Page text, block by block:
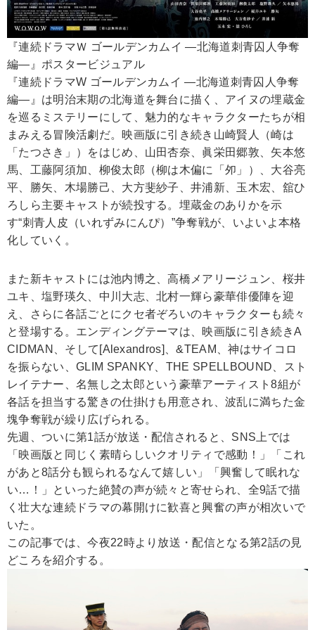
『連続ドラマＷ ゴールデンカムイ ―北海道刺青囚人争奪
編―』ポスタービジュアル
『連続ドラマW ゴールデンカムイ ―北海道刺青囚人争奪
編―』は明治末期の北海道を舞台に描く、アイヌの埋蔵金
を巡るミステリーにして、魅力的なキャラクターたちが相
まみえる冒険活劇だ。映画版に引き続き山崎賢人（崎は
「たつさき」）をはじめ、山田杏奈、眞栄田郷敦、矢本悠
馬、工藤阿須加、柳俊太郎（柳は木偏に「夘」）、大谷亮
平、勝矢、木場勝己、大方斐紗子、井浦新、玉木宏、舘ひ
ろしら主要キャストが続投する。埋蔵金のありかを示
す“刺青人皮（いれずみにんぴ）”争奪戦が、いよいよ本格
化していく。
また新キャストには池内博之、高橋メアリージュン、桜井
ユキ、塩野瑛久、中川大志、北村一輝ら豪華俳優陣を迎
え、さらに各話ごとにクセ者ぞろいのキャラクターも続々
と登場する。エンディングテーマは、映画版に引き続きA
CIDMAN、そして[Alexandros]、&TEAM、神はサイコロ
を振らない、GLIM SPANKY、THE SPELLBOUND、スト
レイテナー、名無し之太郎という豪華アーティスト8組が
各話を担当する驚きの仕掛けも用意され、波乱に満ちた金
塊争奪戦が繰り広げられる。
先週、ついに第1話が放送・配信されると、SNS上では
「映画版と同じく素晴らしいクオリティで感動！」「これ
があと8話分も観られるなんて嬉しい」「興奮して眠れな
い…！」といった絶賛の声が続々と寄せられ、全9話で描
く壮大な連続ドラマの幕開けに歓喜と興奮の声が相次いで
いた。
この記事では、今夜22時より放送・配信となる第2話の見
どころを紹介する。